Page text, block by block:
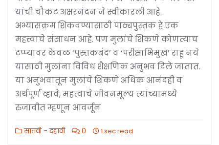
यांची चौकट अक्षरनंदन ने स्वीकारली आहे.
अभ्यासक्रम शिकवण्यासाठी पाठ्यपुस्तक हे एक
महत्त्वाचे संसाधन आहे. पण मुलांचे शिकणे कोणत्याच
टप्प्यावर केवळ ‘पुस्तकबंद’ व ‘परीक्षाभिमुख’ राहू नये
यासाठी मुलांना विविध शैक्षणिक अनुभव दिले जातात.
या अनुभवातून मुलांचे शिकणे अधिक आनंदही व
अर्थपूर्ण व्हावे, महत्त्वाचे जीवनमूल्य त्यांच्यामध्ये
रुजावीत म्हणून आवर्जून
सातवी - दहावी 0 1 sec read